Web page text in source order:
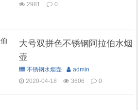
2981
0
大号双拼色不锈钢阿拉伯水烟
壶
不锈钢水烟壶
admin
2020-04-18
3606 0